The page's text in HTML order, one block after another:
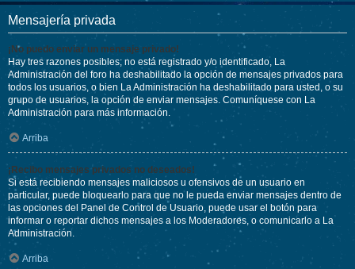
Mensajería privada
¡No puedo enviar un mensaje privado!
Hay tres razones posibles; no está registrado y/o identificado, La
Administración del foro ha deshabilitado la opción de mensajes privados para
todos los usuarios, o bien La Administración ha deshabilitado para usted, o su
grupo de usuarios, la opción de enviar mensajes. Comuníquese con La
Administración para más información.
Arriba
¡Recibo mensajes privados no deseados!
Si está recibiendo mensajes maliciosos u ofensivos de un usuario en
particular, puede bloquearlo para que no le pueda enviar mensajes dentro de
las opciones del Panel de Control de Usuario, puede usar el botón para
informar o reportar dichos mensajes a los Moderadores, o comunicarlo a La
Administración.
Arriba